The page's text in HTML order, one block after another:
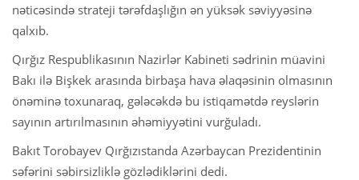
nəticəsində strateji tərəfdaşlığın ən yüksək səviyyəsinə
qalxıb.
Qırğız Respublikasının Nazirlər Kabineti sədrinin müavini
Bakı ilə Bişkek arasında birbaşa hava əlaqəsinin olmasının
önəminə toxunaraq, gələcəkdə bu istiqamətdə reyslərin
sayının artırılmasının əhəmiyyətini vurğuladı.
Bakıt Torobayev Qırğızıstanda Azərbaycan Prezidentinin
səfərini səbirsizliklə gözlədiklərini dedi.